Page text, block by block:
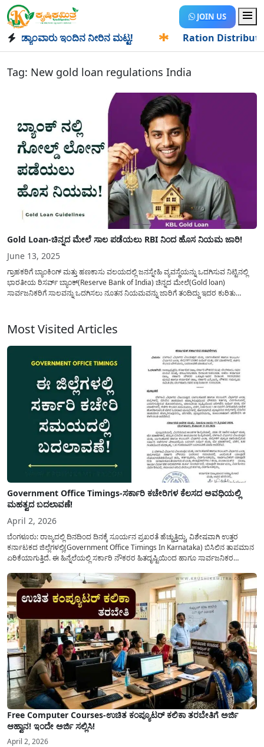
JOIN US
ಇಂದಿನ ನೀರಿನ ಮಟ್ಟ! Ration Distribution-
Tag: New gold loan regulations India
Gold Loan-ಚಿನ್ನದ ಮೇಲೆ ಸಾಲ ಪಡೆಯಲು RBI ನಿಂದ ಹೊಸ ನಿಯಮ ಜಾರಿ!
June 13, 2025
ಗ್ರಾಹಕರಿಗೆ ಬ್ಯಾಂಕಿಂಗ್ ಮತ್ತು ಹಣಕಾಸು ವಲಯದಲ್ಲಿ ಜನಸ್ನೇಹಿ ವ್ಯವಸ್ಥೆಯನ್ನು ಒದಗಿಸುವ ನಿಟ್ಟಿನಲ್ಲಿ
ಭಾರತೀಯ ರಿಸರ್ವ್ ಬ್ಯಾಂಕ್(Reserve Bank of India) ಚಿನ್ನದ ಮೇಲೆ(Gold loan)
ಸಾರ್ವಜನಿಕರಿಗೆ ಸಾಲವನ್ನು ಒದಗಿಸಲು ನೂತನ ನಿಯಮವನ್ನು ಜಾರಿಗೆ ತಂದಿದ್ದು ಇದರ ಕುರಿತು
Most Visited Articles
Government Office Timings-ಸರ್ಕಾರಿ ಕಚೇರಿಗಳ ಕೆಲಸದ ಅವಧಿಯಲ್ಲಿ
ಮಹತ್ವದ ಬದಲಾವಣೆ!
April 2, 2026
ಬೆಂಗಳೂರು: ರಾಜ್ಯದಲ್ಲಿ ದಿನದಿಂದ ದಿನಕ್ಕೆ ಸೂರ್ಯನ ಪ್ರಖರತೆ ಹೆಚ್ಚುತ್ತಿದ್ದು, ವಿಶೇಷವಾಗಿ ಉತ್ತರ
ಕರ್ನಾಟಕದ ಜಿಲ್ಲೆಗಳಲ್ಲಿ(Government Office Timings In Karnataka) ಬಿಸಿಲಿನ ತಾಪಮಾನ
ಏರಿಕೆಯಾಗುತ್ತಿದೆ. ಈ ಹಿನ್ನೆಲೆಯಲ್ಲಿ ಸರ್ಕಾರಿ ನೌಕರರ ಹಿತದೃಷ್ಟಿಯಿಂದ ಹಾಗೂ ಸಾರ್ವಜನಿಕರ
ಮತ್ತು ಕಲ್ಯಾಣ ಕರ್ನಾಟಕದ ಒಟ್ಟು 9 ಜಿಲ್ಲೆಗಳಲ್ಲಿ ಏಪ್ರಿಲ್...
Free Computer Courses-ಉಚಿತ ಕಂಪ್ಯೂಟರ್ ಕಲಿಕಾ ತರಬೇತಿಗೆ ಅರ್ಜಿ
ಆಹ್ವಾನ! ಇಂದೇ ಅರ್ಜಿ ಸಲ್ಲಿಸಿ!
April 2, 2026